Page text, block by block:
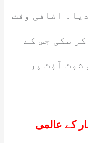
اضافی وقت
سکی جس کے
شوٹ آؤٹ پر
نے 4 بار کے عالمی